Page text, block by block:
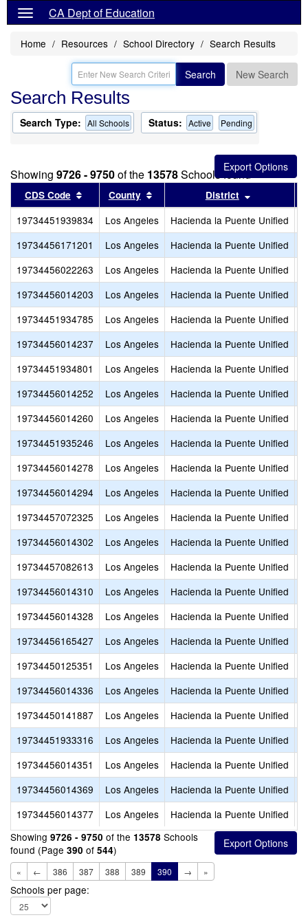
CA Dept of Education
Home Resources School Directory Search Results
Search New Search
Search Results
Search Type: All Schools Status: Active Pending
Showing 9726 - 9750of the 13578Schools found
CDS Code Sort results by this header
County Sort results by this header
District
19734451939834 Los Angeles Hacienda la Puente Unified
19734456171201
Los Angeles Hacienda la Puente Unified
19734456022263
Los Angeles Hacienda la Puente Unified
19734456014203
Los Angeles Hacienda la Puente Unified
19734451934785
Los Angeles Hacienda la Puente Unified
19734456014237
Los Angeles Hacienda la Puente Unified
19734451934801
Los Angeles Hacienda la Puente Unified
19734456014252
Los Angeles Hacienda la Puente Unified
19734456014260
Los Angeles Hacienda la Puente Unified
19734451935246
Los Angeles Hacienda la Puente Unified
19734456014278
Los Angeles Hacienda la Puente Unified
19734456014294
Los Angeles Hacienda la Puente Unified
19734457072325
Los Angeles Hacienda la Puente Unified
19734456014302
Los Angeles Hacienda la Puente Unified
19734457082613
Los Angeles Hacienda la Puente Unified
19734456014310
Los Angeles Hacienda la Puente Unified
19734456014328
Los Angeles Hacienda la Puente Unified
19734456165427
Los Angeles Hacienda la Puente Unified
19734450125351
Los Angeles Hacienda la Puente Unified
19734456014336
Los Angeles Hacienda la Puente Unified
19734450141887
Los Angeles Hacienda la Puente Unified
19734451933316
Los Angeles Hacienda la Puente Unified
19734456014351
Los Angeles Hacienda la Puente Unified
19734456014369
Los Angeles Hacienda la Puente Unified
19734456014377
Los Angeles Hacienda la Puente Unified
Showing 9726 - 9750 of the 13578 Schools
found (Page 390 of 544)
« ← 386 387 388 389 390 → »
Schools per page: